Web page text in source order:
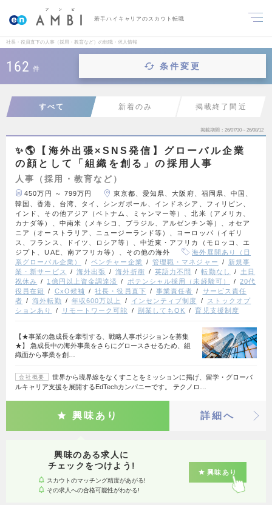
若手ハイキャリアのスカウト転職
社長・役員直下の人事（採用・教育など）の転職・求人情報
162 件 条件変更
すべて 新着のみ 掲載終了間近
掲載期間 26/07/30～26/08/12
✨🌎【海外出張×SNS発信】グローバル企業
の顔として「組織を創る」の採用人事
人事（採用・教育など）
450万円 ～ 799万円
東京都、愛知県、大阪府、福岡県、中国、
韓国、香港、台湾、タイ、シンガポール、インドネシア、フィリピン、
インド、その他アジア（ベトナム、ミャンマー等）、北米（アメリカ、
カナダ等）、中南米（メキシコ、ブラジル、アルゼンチン等）、オセア
ニア（オーストラリア、ニュージーランド等）、ヨーロッパ（イギリ
ス、フランス、ドイツ、ロシア等）、中近東・アフリカ（モロッコ、エ
ジプト、UAE、南アフリカ等）、その他の海外
海外展開あり（日
系グローバル企業）
ベンチャー企業 管理職・マネジャー
新規事
業・新サービス
海外出張 海外折衝 英語力不問 転勤なし
土日
祝休み
1億円以上資金調達済 ポテンシャル採用（未経験可）
20代
役員在籍
CxO候補 社長・役員直下 事業責任者
サービス責任
者
海外転勤 年収600万以上 インセンティブ制度
ストックオプ
ションあり
リモートワーク可能 副業してもOK 育児支援制度
【★事業の急成長を牽引する、戦略人事ポジションを募集
★】 急成長中の海外事業をさらにグロースさせるため、組
織面から事業を創…
会社概要
世界から境界線をなくすことをミッションに掲げ、留学・グローバ
ルキャリア支援を展開するEdTechカンパニーです。 テクノロ…
興味あり 詳細へ
興味のある求人に
チェックをつけよう!
スカウトのマッチング精度があがる!
その求人への合格可能性がわかる!
興味あり